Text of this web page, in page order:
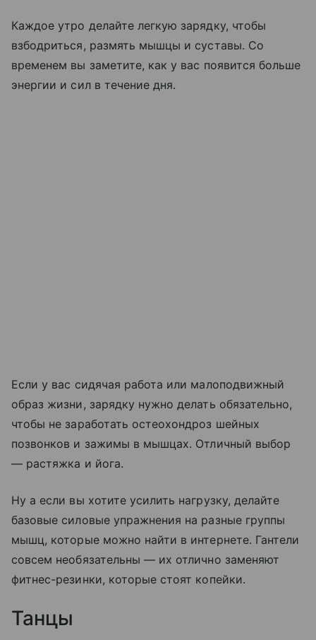
Каждое утро делайте легкую зарядку, чтобы
взбодриться, размять мышцы и суставы. Со
временем вы заметите, как у вас появится больше
энергии и сил в течение дня.
Если у вас сидячая работа или малоподвижный
образ жизни, зарядку нужно делать обязательно,
чтобы не заработать остеохондроз шейных
позвонков и зажимы в мышцах. Отличный выбор
— растяжка и йога.
Ну а если вы хотите усилить нагрузку, делайте
базовые силовые упражнения на разные группы
мышц, которые можно найти в интернете. Гантели
совсем необязательны — их отлично заменяют
фитнес-резинки, которые стоят копейки.
Танцы